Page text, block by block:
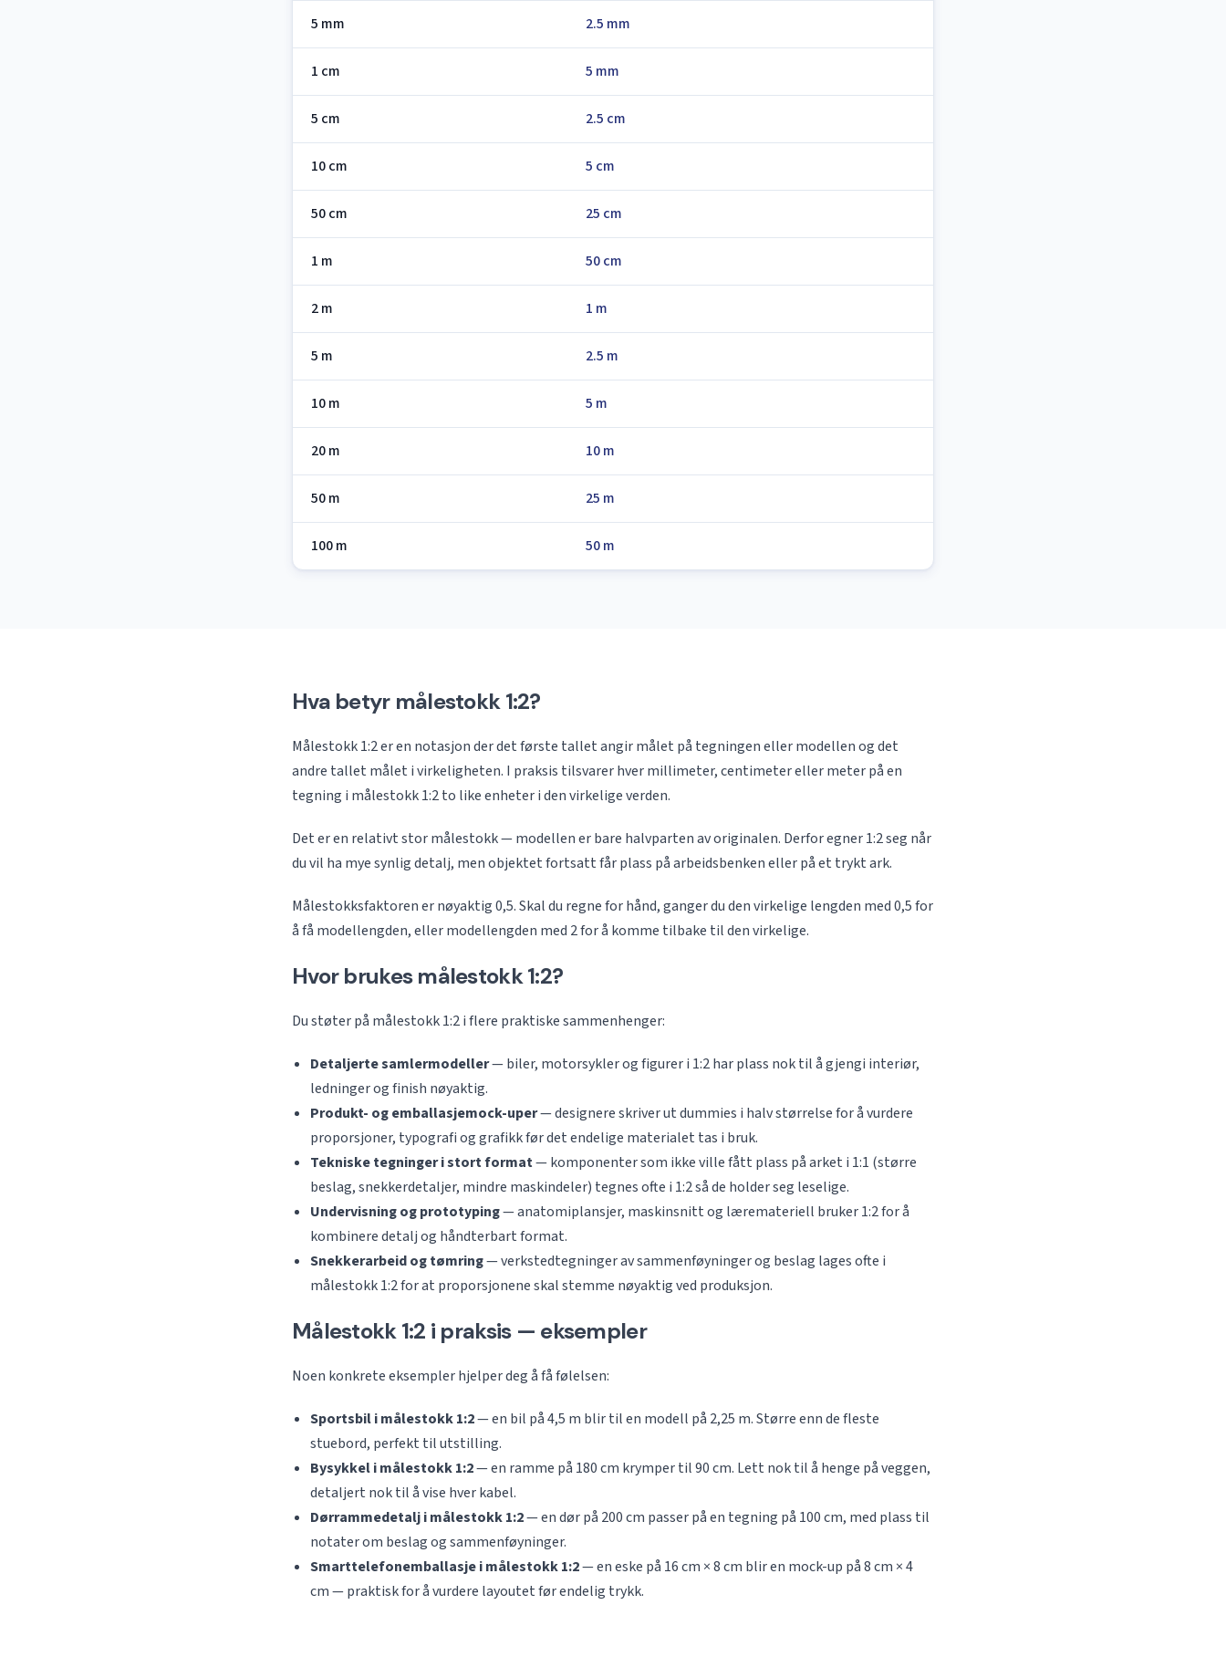
5 mm 2.5 mm
1 cm 5 mm
5 cm 2.5 cm
10 cm 5 cm
50 cm 25 cm
1 m 50 cm
2 m 1 m
5 m 2.5 m
10 m 5 m
20 m 10 m
50 m 25 m
100 m 50 m
Hva betyr målestokk 1:2?
Målestokk 1:2 er en notasjon der det første tallet angir målet på tegningen eller modellen og det
andre tallet målet i virkeligheten. I praksis tilsvarer hver millimeter, centimeter eller meter på en
tegning i målestokk 1:2 to like enheter i den virkelige verden.
Det er en relativt stor målestokk — modellen er bare halvparten av originalen. Derfor egner 1:2 seg når
du vil ha mye synlig detalj, men objektet fortsatt får plass på arbeidsbenken eller på et trykt ark.
Målestokksfaktoren er nøyaktig 0,5. Skal du regne for hånd, ganger du den virkelige lengden med 0,5 for
å få modellengden, eller modellengden med 2 for å komme tilbake til den virkelige.
Hvor brukes målestokk 1:2?
Du støter på målestokk 1:2 i flere praktiske sammenhenger:
Detaljerte samlermodeller— biler, motorsykler og figurer i 1:2 har plass nok til å gjengi interiør,
ledninger og finish nøyaktig.
Produkt- og emballasjemock-uper— designere skriver ut dummies i halv størrelse for å vurdere
proporsjoner, typografi og grafikk før det endelige materialet tas i bruk.
Tekniske tegninger i stort format— komponenter som ikke ville fått plass på arket i 1:1 (større
beslag, snekkerdetaljer, mindre maskindeler) tegnes ofte i 1:2 så de holder seg leselige.
Undervisning og prototyping— anatomiplansjer, maskinsnitt og læremateriell bruker 1:2 for å
kombinere detalj og håndterbart format.
Snekkerarbeid og tømring— verkstedtegninger av sammenføyninger og beslag lages ofte i
målestokk 1:2 for at proporsjonene skal stemme nøyaktig ved produksjon.
Målestokk 1:2 i praksis — eksempler
Noen konkrete eksempler hjelper deg å få følelsen:
Sportsbil i målestokk 1:2— en bil på 4,5 m blir til en modell på 2,25 m. Større enn de fleste
stuebord, perfekt til utstilling.
Bysykkel i målestokk 1:2— en ramme på 180 cm krymper til 90 cm. Lett nok til å henge på veggen,
detaljert nok til å vise hver kabel.
Dørrammedetalj i målestokk 1:2— en dør på 200 cm passer på en tegning på 100 cm, med plass til
notater om beslag og sammenføyninger.
Smarttelefonemballasje i målestokk 1:2— en eske på 16 cm × 8 cm blir en mock-up på 8 cm × 4
cm — praktisk for å vurdere layoutet før endelig trykk.